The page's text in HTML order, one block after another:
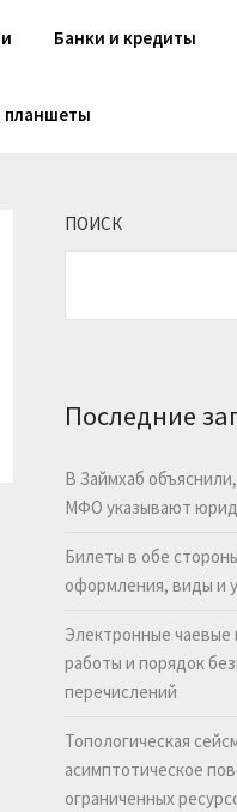
Банки и кредиты
планшеты
ПОИСК
Последние
В Займхаб
МФО указывают
Билеты в обе
оформления, виды и
Электронные чаевые
работы и порядок
перечислений
Топологическая
асимптотическое
ограниченных